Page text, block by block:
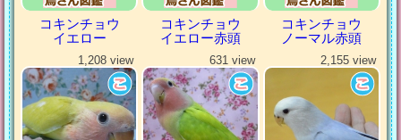
コキンチョウ
イエロー
コキンチョウ
イエロー赤頭
コキンチョウ
ノーマル赤頭
1,208 view 631 view 2,155 view